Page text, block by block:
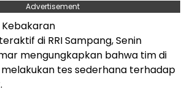
Advertisement
Kebakaran
di RRI Sampang, Senin
mengungkapkan bahwa tim di
tes sederhana terhadap